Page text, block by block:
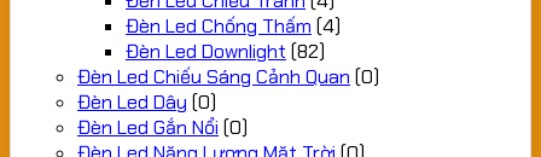
Đèn Led Chống Thấm (4)
Đèn Led Downlight (82)
Đèn Led Chiếu Sáng Cảnh Quan (0)
Đèn Led Dây (0)
Đèn Led Gắn Nổi (0)